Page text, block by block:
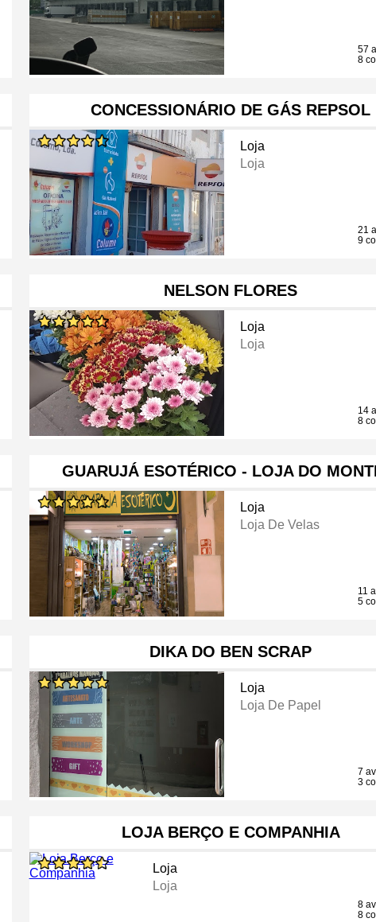
57
8
CONCESSIONÁRIO DE GÁS REPSOL
Loja
Loja
21
9
NELSON FLORES
Loja
Loja
14
8
GUARUJÁ ESOTÉRICO - LOJA DO
Loja
Loja De Velas
11
5
DIKA DO BEN SCRAP
Loja
Loja De Papel
7
3
LOJA BERÇO E COMPANHIA
Loja
Loja
8
8